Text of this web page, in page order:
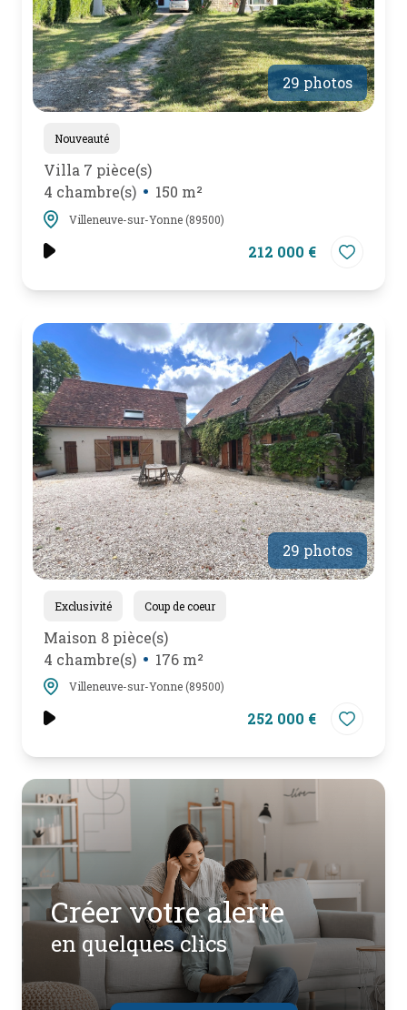
l'agence
29 photos
Nouveauté
Villa 7 pièce(s)
4 chambre(s)
150 m²
Villeneuve-sur-Yonne (89500)
212 000 €
29 photos
Exclusivité Coup de coeur
Maison 8 pièce(s)
4 chambre(s)
176 m²
Villeneuve-sur-Yonne (89500)
252 000 €
créer votre alerte
en quelques clics